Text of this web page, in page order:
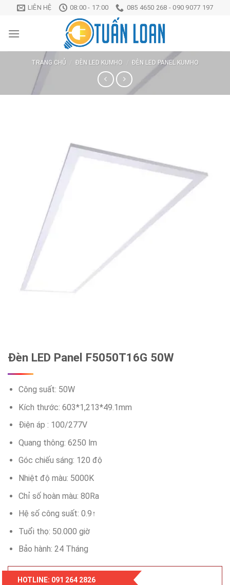
Chuyển
nội
LIÊN HỆ 08:00 - 17:00 085 4650 268 - 090 9077 197
TRANG CHỦ ĐÈN LED KUMHO ĐÈN LED PANEL KUMHO
Đèn LED Panel F5050T16G 50W
Công suất: 50W
Kích thước: 603*1,213*49.1mm
Điện áp : 100/277V
Quang thông: 6250 lm
Góc chiếu sáng: 120 độ
Nhiệt độ màu: 5000K
Chỉ số hoàn màu: 80Ra
Hệ số công suất: 0.9↑
Tuổi thọ: 50.000 giờ
Bảo hành: 24 Tháng
HOTLINE: 091 264 2826